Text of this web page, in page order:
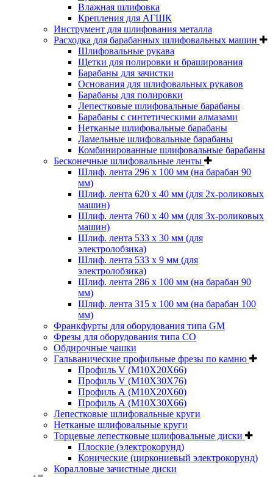
Влажная шлифовка
Крепления для АГШК
Инструмент для шлифования металла
Расходка для барабанных шлифовальных машин
Шлифовальные рукава
Щетки для полировки и браширования
Барабаны для зачистки
Основания для шлифовальных рукавов
Барабаны для полировки
Лепестковые шлифовальные барабаны
Барабаны с синтетическими алмазами
Нетканые шлифовальные барабаны
Ламельные шлифовальные барабаны
Комбинированные шлифовальные барабаны
Бесконечные шлифовальные ленты
Шлиф. лента 296 х 100 мм (на барабан 90
мм)
Шлиф. лента 620 х 40 мм (для 2х-роликовых
машин)
Шлиф. лента 760 х 40 мм (для 3х-роликовых
машин)
Шлиф. лента 533 х 30 мм (для
электролобзика)
Шлиф. лента 533 х 9 мм (для
электролобзика)
Шлиф. лента 286 х 100 мм (на барабан 90
мм)
Шлиф. лента 315 х 100 мм (на барабан 100
мм)
Франкфурты для оборудования типа GM
Фрезы для оборудования типа СО
Обдирочные чашки
Гальванические профильные фрезы по камню
Профиль V (M10X20X66)
Профиль V (M10X30X76)
Профиль А (М10Х20Х60)
Профиль А (М10Х30Х66)
Лепестковые шлифовальные круги
Нетканые шлифовальные круги
Торцевые лепестковые шлифовальные диски
Плоские (электрокорунд)
Конические (циркониевый электрокорунд)
Коралловые зачистные диски